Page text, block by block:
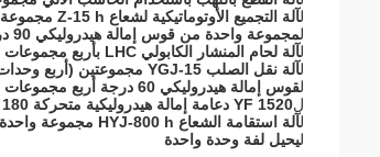
لآلة التجميع الأوتوماتيكية لشعاع Z-15 h مجموعة واحدة
لمجموعة واحدة من قوس إمالة هيدروليكي 90 درجة (ثلاث وحدات)
لآلة لحام المنشار الكابولي LHC بأربع مجموعات
لآلة نقل الصلب YGJ-15 مجموعتين (أربع وحدات)
لقوس إمالة هيدروليكي 60 درجة أربع مجموعات (اثنتي عشرة وحدة)
لYF 1520 دعامة إمالة هيدروليكية متحركة 180 درجة مجموعتين (أربع وحدات)
لآلة استقامة الشعاع HYJ-800 h مجموعة واحدة
ليحيل لفة وحدة واحدة